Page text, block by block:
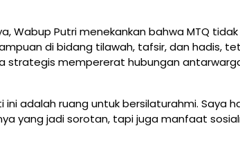
Wabup Putri menekankan bahwa MTQ
di bidang tilawah, tafsir, dan hadis,
strategis mempererat hubungan
ini adalah ruang untuk bersilaturahmi. Saya
yang jadi sorotan, tapi juga manfaat